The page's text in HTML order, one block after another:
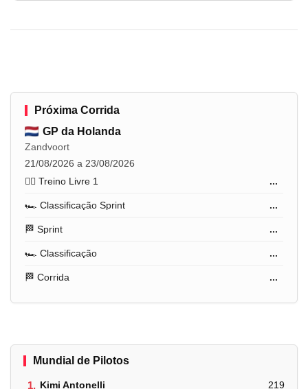
Próxima Corrida
GP da Holanda
Zandvoort
21/08/2026 a 23/08/2026
🏋️‍♂️ Treino Livre 1
...
🏎️ Classificação Sprint ...
🏁 Sprint ...
🏎️ Classificação ...
🏁 Corrida ...
Mundial de Pilotos
1. Kimi Antonelli 219